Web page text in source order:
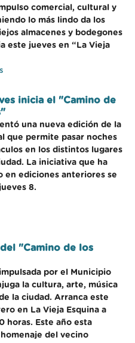
comercial, cultural y
lo más lindo da los
almacenes y bodegones
este jueves en “La Vieja
inicia el "Camino de
una nueva edición de la
que permite pasar noches
en los distintos lugares
La iniciativa que ha
en ediciones anteriores se
8.
"Camino de los
por el Municipio
la cultura, arte, música
la ciudad. Arranca este
en La Vieja Esquina a
horas. Este año esta
del vecino